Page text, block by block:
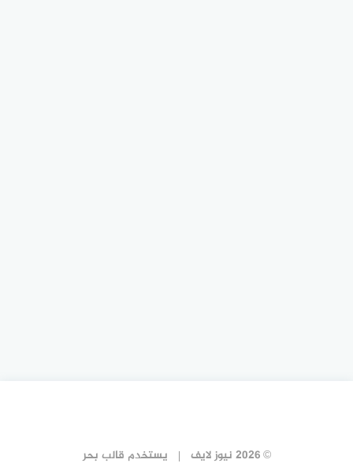
© 2026 نيوز لايف يستخدم قالب بحر